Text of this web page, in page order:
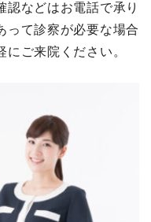
認などはお電話で承り
って診察が必要な場合
ご来院ください。